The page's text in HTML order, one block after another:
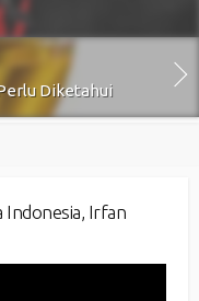
Diketahui
Indonesia, Irfan